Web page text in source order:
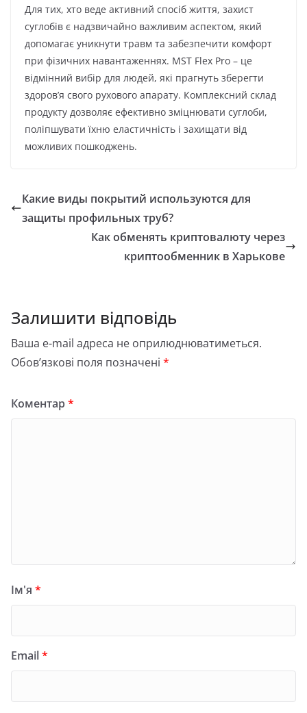
Для тих, хто веде активний спосіб життя, захист
суглобів є надзвичайно важливим аспектом, який
допомагає уникнути травм та забезпечити комфорт
при фізичних навантаженнях. MST Flex Pro – це
відмінний вибір для людей, які прагнуть зберегти
здоров’я свого рухового апарату. Комплексний склад
продукту дозволяє ефективно зміцнювати суглоби,
поліпшувати їхню еластичність і захищати від
можливих пошкоджень.
Какие виды покрытий используются для
защиты профильных труб?
Как обменять криптовалюту через
криптообменник в Харькове
Залишити відповідь
Ваша e-mail адреса не оприлюднюватиметься.
Обов’язкові поля позначені *
Коментар*
Ім'я *
Email*